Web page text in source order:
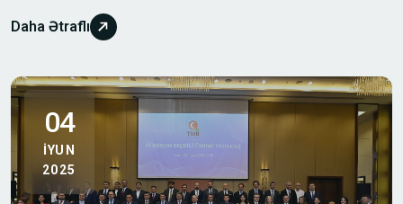
Daha Ətraflı
04
IYUN
2025